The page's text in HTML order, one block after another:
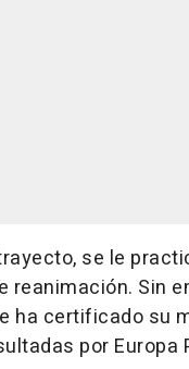
se le
reanimación. Sin
ha certificado su
por Europa